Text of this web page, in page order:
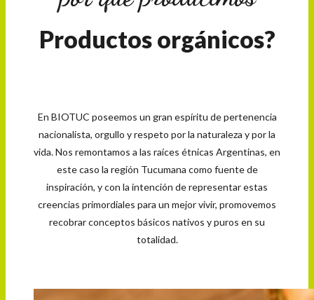
Productos orgánicos?
En BIOTUC poseemos un gran espíritu de pertenencia
nacionalista, orgullo y respeto por la naturaleza y por la
vida. Nos remontamos a las raíces étnicas Argentinas, en
este caso la región Tucumana como fuente de
inspiración, y con la intención de representar estas
creencias primordiales para un mejor vivir, promovemos
recobrar conceptos básicos nativos y puros en su
totalidad.